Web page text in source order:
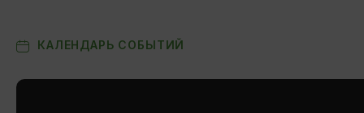
КАЛЕНДАРЬ СОБЫТИЙ